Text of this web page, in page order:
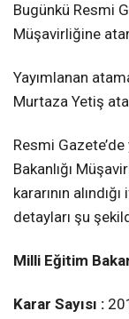
Bugünkü Resmi
Müşavirliğine
Yayımlanan
Murtaza Yetiş
Resmi
Bakanlığı
kararının
detayları şu
Milli Eğitim
Karar Sayısı :